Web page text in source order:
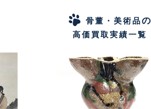
骨董・美術品の
高価買取実績一覧